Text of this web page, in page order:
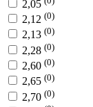
2,05
2,12 (0)
2,13 (0)
2,28 (0)
2,60 (0)
2,65 (0)
2,70 (0)